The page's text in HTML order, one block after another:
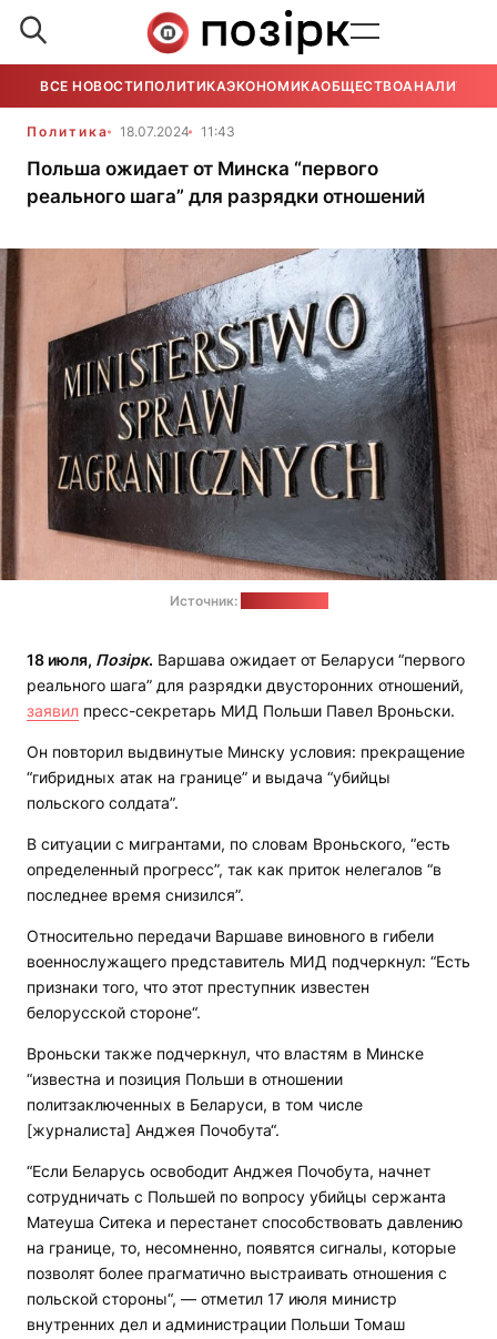
ВСЕ НОВОСТИ ПОЛИТИКАЭКОНОМИКАОБЩЕСТВОАНАЛИТИКА
Политика 18.07.2024 11:43
Польша ожидает от Минска “первого
реального шага” для разрядки отношений
Источник:
18 июля, Позірк. Варшава ожидает от Беларуси “первого
реального шага” для разрядки двусторонних отношений,
заявил пресс-секретарь МИД Польши Павел Вроньски.
Он повторил выдвинутые Минску условия: прекращение
“гибридных атак на границе” и выдача “убийцы
польского солдата”.
В ситуации с мигрантами, по словам Вроньского, “есть
определенный прогресс”, так как приток нелегалов “в
последнее время снизился”.
Относительно передачи Варшаве виновного в гибели
военнослужащего представитель МИД подчеркнул: “Есть
признаки того, что этот преступник известен
белорусской стороне“.
Вроньски также подчеркнул, что властям в Минске
“известна и позиция Польши в отношении
политзаключенных в Беларуси, в том числе
[журналиста] Анджея Почобута“.
“Если Беларусь освободит Анджея Почобута, начнет
сотрудничать с Польшей по вопросу убийцы сержанта
Матеуша Ситека и перестанет способствовать давлению
на границе, то, несомненно, появятся сигналы, которые
позволят более прагматично выстраивать отношения с
польской стороны“, — отметил 17 июля министр
внутренних дел и администрации Польши Томаш